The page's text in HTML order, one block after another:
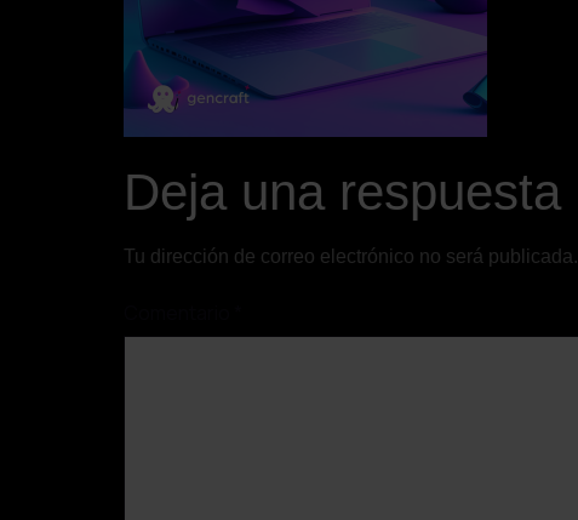
Deja una respuesta
Tu dirección de correo electrónico no será publicada.